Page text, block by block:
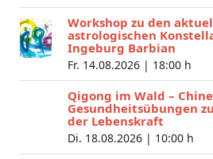
Workshop zu den
astrologischen
Ingeburg Barbian
Fr. 14.08.2026 | 18:00 h
Qigong im Wald –
Gesundheitsübungen
der Lebenskraft
Di. 18.08.2026 | 10:00 h